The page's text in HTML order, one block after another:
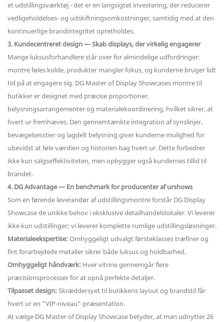
et udstillingsværktøj - det er en langsigtet investering, der reducerer
vedligeholdelses- og udskiftningsomkostninger, samtidig med at den
kontinuerlige brandintegritet opretholdes.
3. Kundecentreret design — Skab displays, der virkelig engagerer
Mange luksusforhandlere står over for almindelige udfordringer:
montre føles kolde, produkter mangler fokus, og kunderne bruger lidt
tid på at engagere sig. DG Master of Display Showcases montre til
butikker er designet med præcise proportioner,
belysningsarrangementer og materialekoordinering, hvilket sikrer, at
hvert ur fremhæves. Den gennemtænkte integration af synslinjer,
bevægelsesstier og lagdelt belysning giver kunderne mulighed for
ubevidst at føle værdien og historien bag hvert ur. Dette forbedrer
ikke kun salgseffektiviteten, men opbygger også kundernes tillid til
brandet.
4. DG Advantage — En benchmark for producenter af urshows
Som en førende leverandør af udstillingsmontre forstår DG Display
Showcase de unikke behov i eksklusive detailhandelslokaler. Vi leverer
ikke kun udstillinger; vi leverer komplette rumlige udstillingsløsninger.
Materialeekspertise:Omhyggeligt udvalgt førsteklasses træfiner og
fint forarbejdede metaller sikrer både luksus og holdbarhed.
Omhyggeligt håndværk: Hver vitrine gennemgår flere
præcisionsprocesser for at opnå perfekte detaljer.
Tilpasset design:Skræddersyet til butikkens layout og brandstil får
hvert ur en "VIP-niveau"-præsentation.
At vælge DG Master of Display Showcase betyder, at man udnytter 26